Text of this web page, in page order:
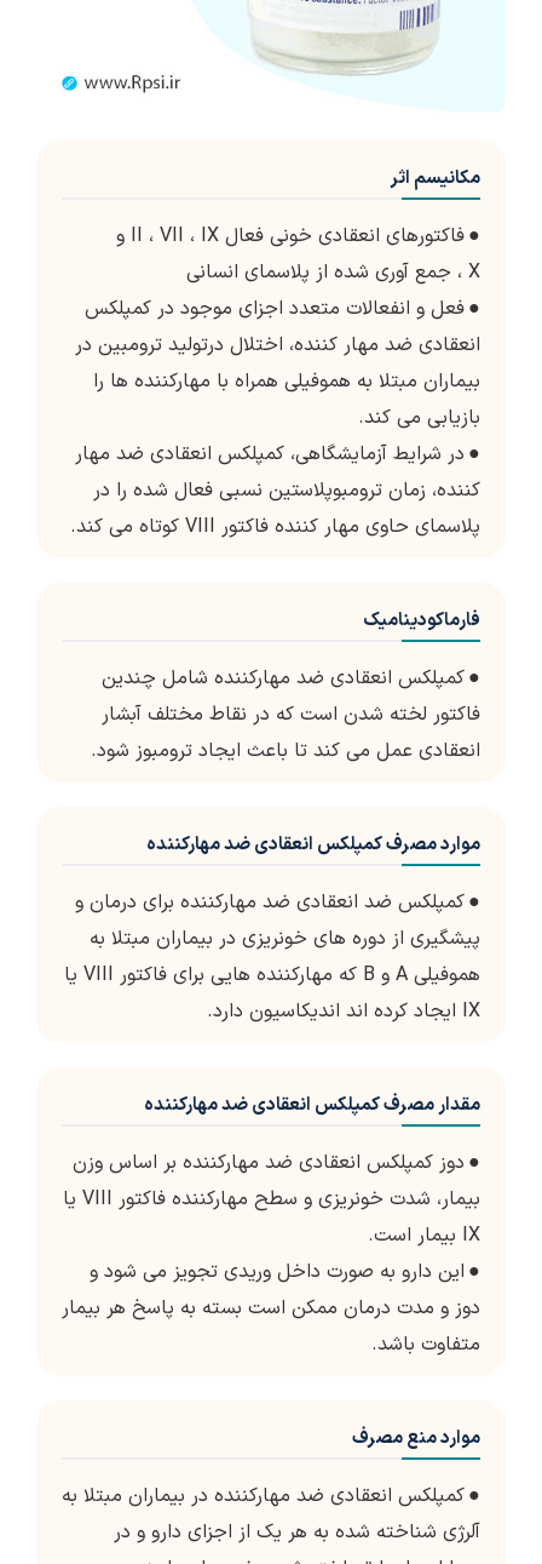
مکانیسم اثر
●
فاکتورهای انعقادی خونی فعال II ، VII ، IX و
X ، جمع آوری شده از پلاسمای انسانی
●فعل و انفعالات متعدد اجزای موجود در کمپلکس
انعقادی ضد مهار کننده، اختلال درتولید ترومبین در
بیماران مبتلا به هموفیلی همراه با مهارکننده ها را
بازیابی می کند.
● در شرایط آزمایشگاهی، کمپلکس انعقادی ضد مهار
کننده، زمان ترومبوپلاستین نسبی فعال شده را در
پلاسمای حاوی مهار کننده فاکتور VIII کوتاه می کند.
فارماکودینامیک
●کمپلکس انعقادی ضد مهارکننده شامل چندین
فاکتور لخته شدن است که در نقاط مختلف آبشار
انعقادی عمل می کند تا باعث ایجاد ترومبوز شود.
موارد مصرف کمپلکس انعقادی ضد مهارکننده
●کمپلکس ضد انعقادی ضد مهارکننده برای درمان و
پیشگیری از دوره های خونریزی در بیماران مبتلا به
هموفیلی A و B که مهارکننده هایی برای فاکتور VIII یا
IX ایجاد کرده اند اندیکاسیون دارد.
مقدار مصرف کمپلکس انعقادی ضد مهارکننده
● دوز کمپلکس انعقادی ضد مهارکننده بر اساس وزن
بیمار، شدت خونریزی و سطح مهارکننده فاکتور VIII یا
IX بیمار است.
● این دارو به صورت داخل وریدی تجویز می شود و
دوز و مدت درمان ممکن است بسته به پاسخ هر بیمار
متفاوت باشد.
موارد منع مصرف
●کمپلکس انعقادی ضد مهارکننده در بیماران مبتلا به
آلرژی شناخته شده به هر یک از اجزای دارو و در